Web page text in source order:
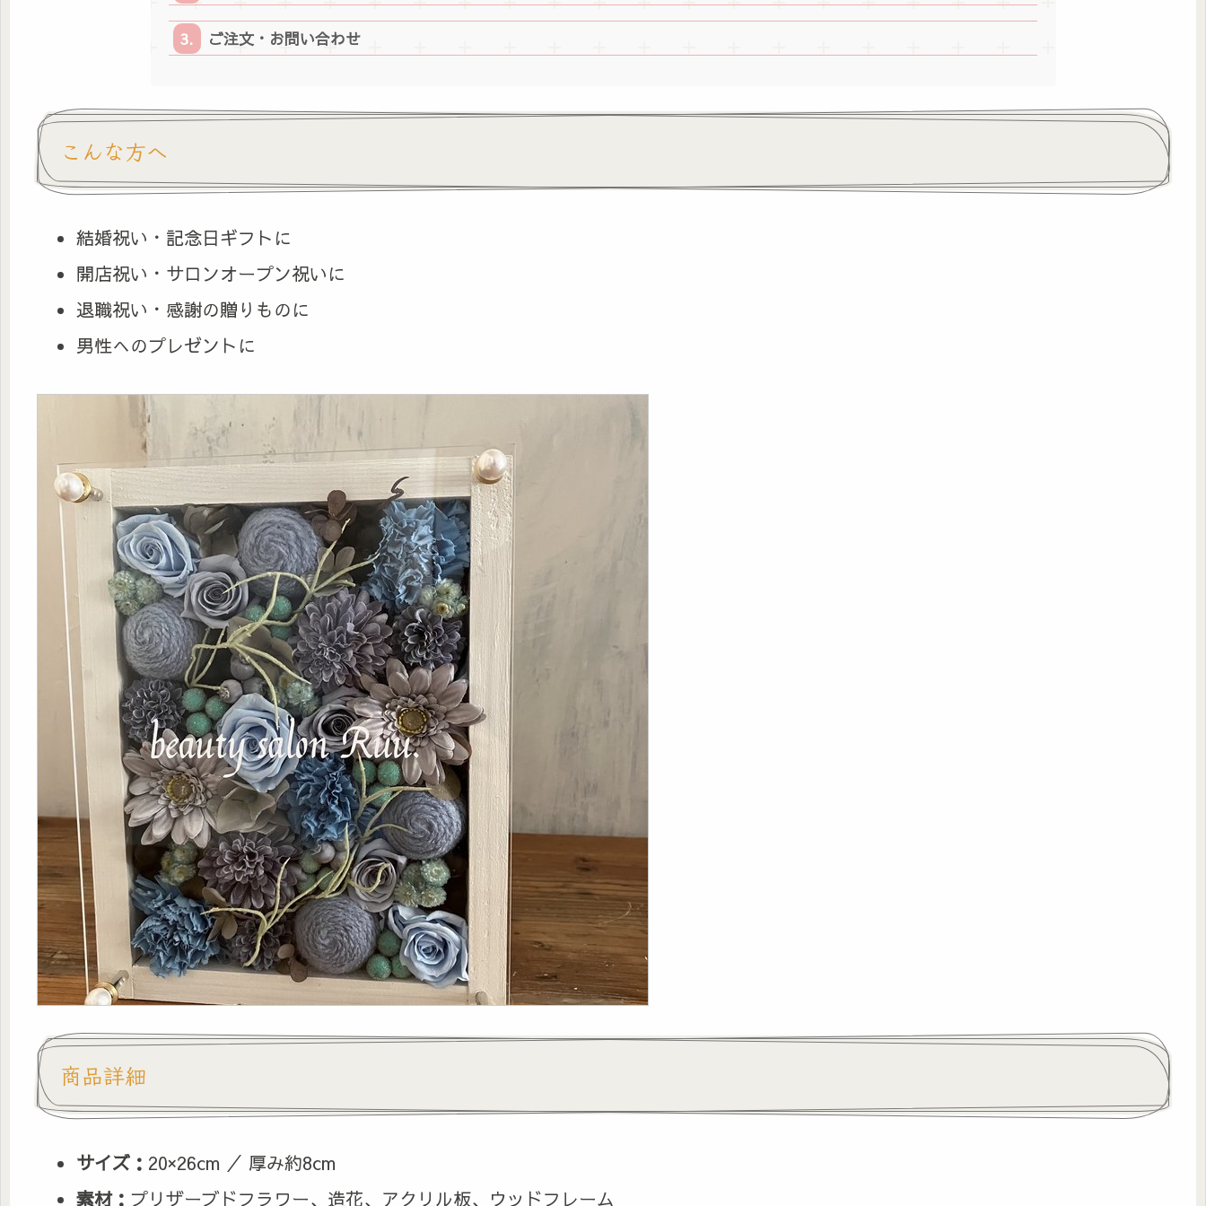
ご注文・お問い合わせ
こんな方へ
結婚祝い・記念日ギフトに
開店祝い・サロンオープン祝いに
退職祝い・感謝の贈りものに
男性へのプレゼントに
商品詳細
サイズ： 20×26cm ／ 厚み約8cm
素材： プリザーブドフラワー、造花、アクリル板、ウッドフレーム